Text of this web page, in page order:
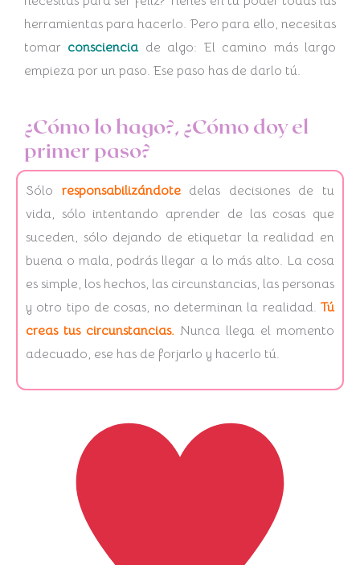
herramientas para hacerlo. Pero para ello, necesitas
tomar conscienciade algo: El camino más largo
empieza por un paso. Ese paso has de darlo tú.
¿Cómo lo hago?, ¿Cómo doy el
primer paso?
Sólo responsabilizándote delas decisiones de tu
vida, sólo intentando aprender de las cosas que
suceden, sólo dejando de etiquetar la realidad en
buena o mala, podrás llegar a lo más alto. La cosa
es simple, los hechos, las circunstancias, las personas
y otro tipo de cosas, no determinan la realidad. Tú
creas tus circunstancias. Nunca llega el momento
adecuado, ese has de forjarlo y hacerlo tú.